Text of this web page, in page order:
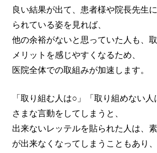
良い結果が出て、患者様や院長先生
られている姿を見れば、
他の余裕がないと思っていた人も、
メリットを感じやすくなるため、
医院全体での取組みが加速します。
「取り組む人は○」「取り組めない
さまな言動をしてしまうと、
出来ないレッテルを貼られた人は、
が出来なくなってしまうこともあり、